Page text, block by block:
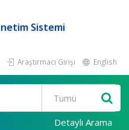
Sistemi
Araştırmacı Girişi English
Detaylı Arama